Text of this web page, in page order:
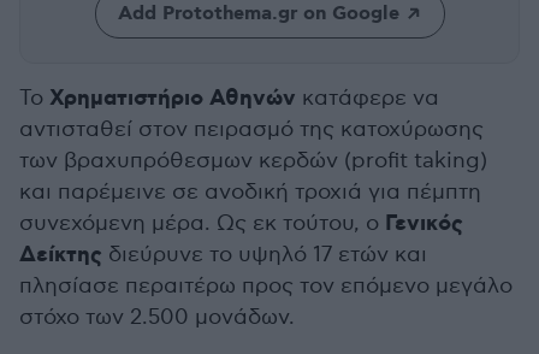
Add Protothema.gr on Google
Το Χρηματιστήριο Αθηνών κατάφερε να
αντισταθεί στον πειρασμό της κατοχύρωσης
των βραχυπρόθεσμων κερδών (profit taking)
και παρέμεινε σε ανοδική τροχιά για πέμπτη
συνεχόμενη μέρα. Ως εκ τούτου, ο Γενικός
Δείκτης διεύρυνε το υψηλό 17 ετών και
πλησίασε περαιτέρω προς τον επόμενο μεγάλο
στόχο των 2.500 μονάδων.